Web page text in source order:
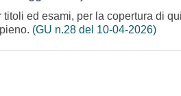
ed esami, per la copertura di
(GU n.28 del 10-04-2026)